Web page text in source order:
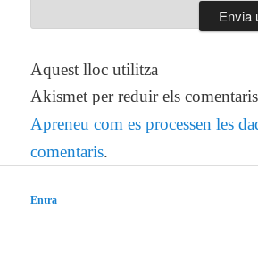
Aquest lloc utilitza
Akismet per reduir els
Apreneu com es processen les
comentaris.
Entra